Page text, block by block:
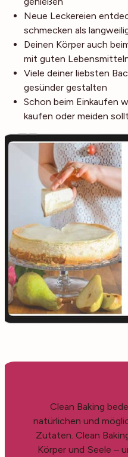
Neue Leckereien
schmecken als
Deinen Körper auch
mit guten
Viele deiner liebsten
gesünder gestalten
Schon beim Einkaufen
kaufen oder meiden
Clean Baking
natürlichen und
Zutaten. Clean
Körper und Seele –